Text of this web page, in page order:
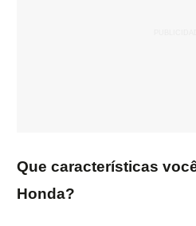
Que características
Honda?